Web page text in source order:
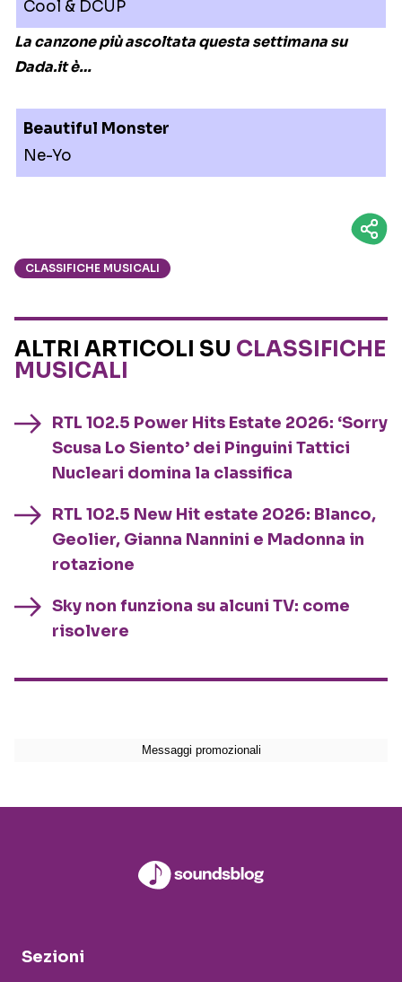
Cool & DCUP
La canzone più ascoltata questa settimana su
Dada.it è…
Beautiful Monster
Ne-Yo
CLASSIFICHE MUSICALI
ALTRI ARTICOLI SU CLASSIFICHE
MUSICALI
RTL 102.5 Power Hits Estate 2026: ‘Sorry
Scusa Lo Siento’ dei Pinguini Tattici
Nucleari domina la classifica
RTL 102.5 New Hit estate 2026: Blanco,
Geolier, Gianna Nannini e Madonna in
rotazione
Sky non funziona su alcuni TV: come
risolvere
Sezioni